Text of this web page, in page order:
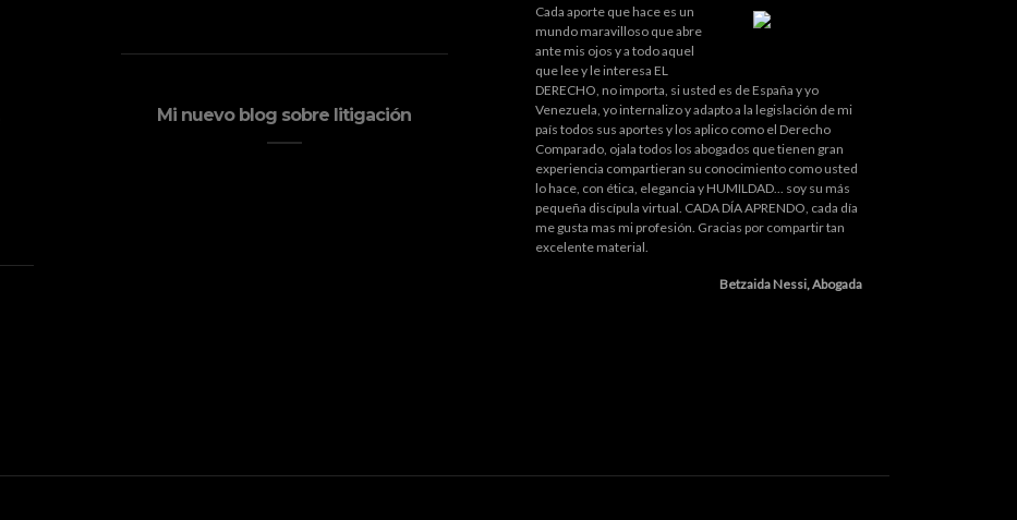
Mi nuevo blog sobre litigación
Cada aporte que hace es un
mundo maravilloso que abre
ante mis ojos y a todo aquel
que lee y le interesa EL
DERECHO, no importa, si usted es de España y yo
Venezuela, yo internalizo y adapto a la legislación de mi
país todos sus aportes y los aplico como el Derecho
Comparado, ojala todos los abogados que tienen gran
experiencia compartieran su conocimiento como usted
lo hace, con ética, elegancia y HUMILDAD... soy su más
pequeña discípula virtual. CADA DÍA APRENDO, cada día
me gusta mas mi profesión. Gracias por compartir tan
excelente material.
Betzaida Nessi, Abogada